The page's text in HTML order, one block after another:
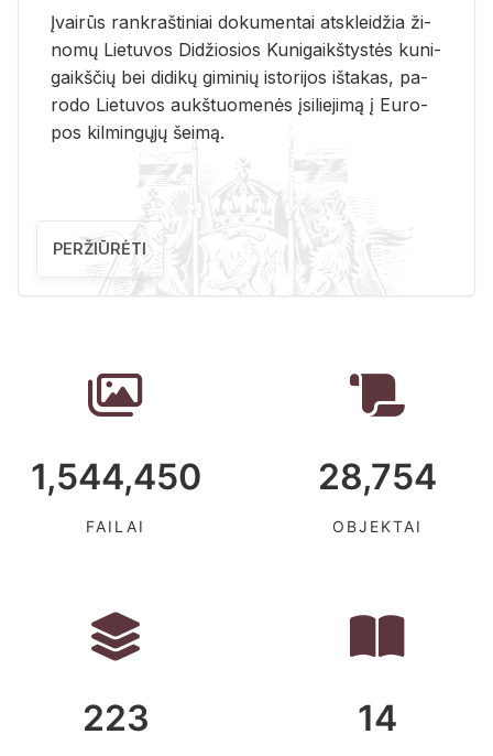
Įvai­rūs rank­raš­ti­niai do­ku­men­tai at­sklei­džia ži­
no­mų Lie­tu­vos Di­džio­sios Ku­ni­gaikš­tys­tės ku­ni­
gaikš­čių bei di­di­kų gi­mi­nių is­to­ri­jos iš­ta­kas, pa­
ro­do Lie­tu­vos aukš­tuo­me­nės įsi­lie­ji­mą į Eu­ro­
pos kil­min­gų­jų šei­mą.
PERŽIŪRĖTI
1,544,450
FAILAI
28,754
OBJEKTAI
223 14